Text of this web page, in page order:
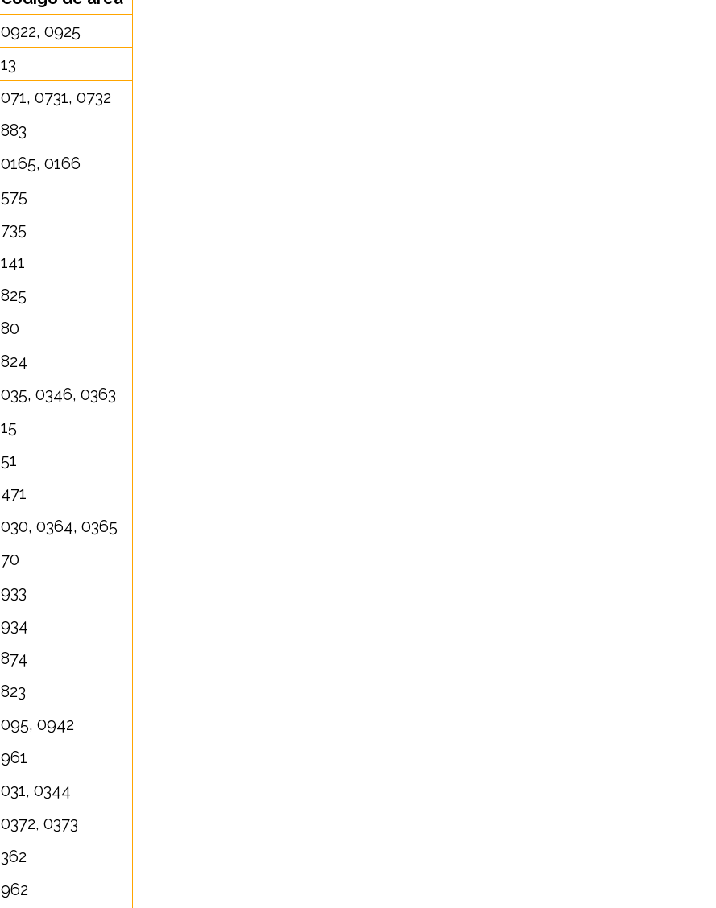
0922, 0925
13
071, 0731, 0732
883
0165, 0166
575
735
141
825
80
824
035, 0346, 0363
15
51
471
030, 0364, 0365
70
933
934
874
823
095, 0942
961
031, 0344
0372, 0373
362
962